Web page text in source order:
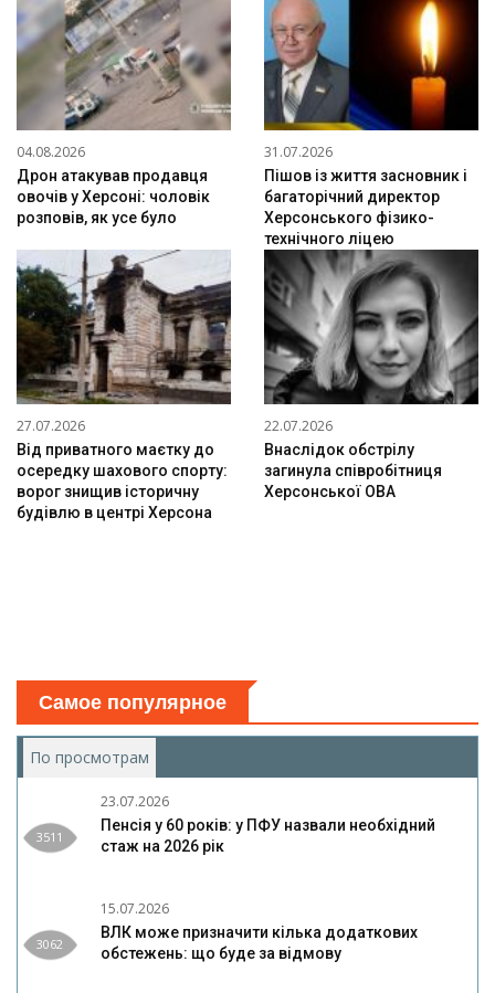
04.08.2026
Дрон атакував продавця
овочів у Херсоні: чоловік
розповів, як усе було
31.07.2026
Пішов із життя засновник і
багаторічний директор
Херсонського фізико-
технічного ліцею
27.07.2026
Від приватного маєтку до
осередку шахового спорту:
ворог знищив історичну
будівлю в центрі Херсона
22.07.2026
Внаслідок обстрілу
загинула співробітниця
Херсонської ОВА
Самое популярное
По просмотрам
3511
23.07.2026
Пенсія у 60 років: у ПФУ назвали необхідний
стаж на 2026 рік
3062
15.07.2026
ВЛК може призначити кілька додаткових
обстежень: що буде за відмову